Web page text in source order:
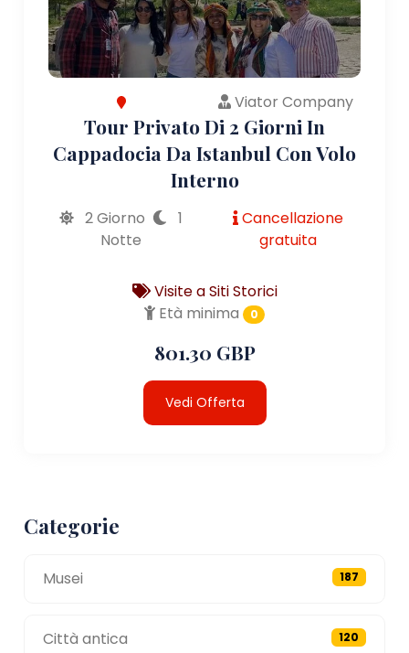
Viator Company
Tour Privato Di 2 Giorni In
Cappadocia Da Istanbul Con Volo
Interno
2 Giorno
1
Notte
Cancellazione
gratuita
Visite a Siti Storici
Età minima
0
801.30 GBP
Vedi Offerta
Categorie
Musei 187
Città antica 120